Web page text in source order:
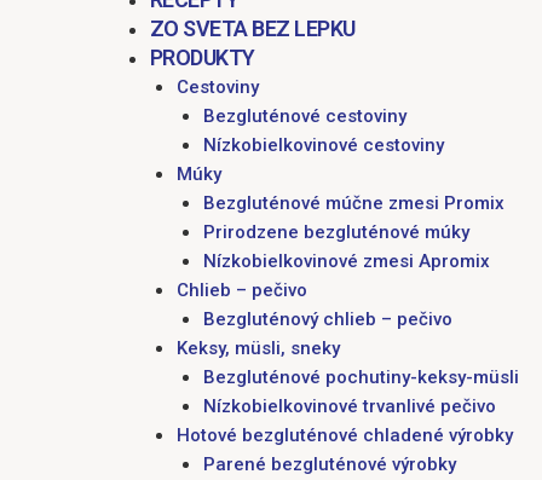
ZO SVETA BEZ LEPKU
PRODUKTY
Cestoviny
Bezgluténové cestoviny
Nízkobielkovinové cestoviny
Múky
Bezgluténové múčne zmesi Promix
Prirodzene bezgluténové múky
Nízkobielkovinové zmesi Apromix
Chlieb – pečivo
Bezgluténový chlieb – pečivo
Keksy, müsli, sneky
Bezgluténové pochutiny-keksy-müsli
Nízkobielkovinové trvanlivé pečivo
Hotové bezgluténové chladené výrobky
Parené bezgluténové výrobky